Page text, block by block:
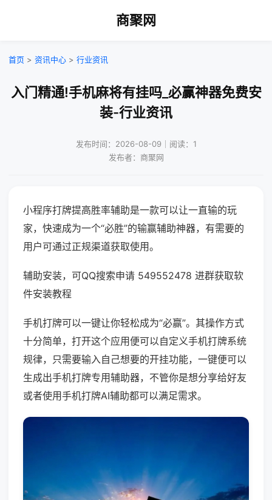
商聚网
首页 > 资讯中心 > 行业资讯
入门精通!手机麻将有挂吗_必赢神器免费安
装-行业资讯
发布时间：2026-08-09｜阅读：1
发布者：商聚网
小程序打牌提高胜率辅助是一款可以让一直输的玩
家，快速成为一个“必胜”的输赢辅助神器，有需要的
用户可通过正规渠道获取使用。
辅助安装，可QQ搜索申请 549552478 进群获取软
件安装教程
手机打牌可以一键让你轻松成为“必赢”。其操作方式
十分简单，打开这个应用便可以自定义手机打牌系统
规律，只需要输入自己想要的开挂功能，一键便可以
生成出手机打牌专用辅助器，不管你是想分享给好友
或者使用手机打牌AI辅助都可以满足需求。